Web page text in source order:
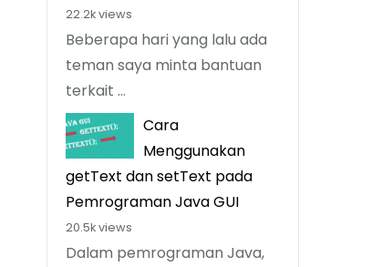
22.2k views
Beberapa hari yang lalu ada
teman saya minta bantuan
terkait ...
Cara
Menggunakan
getText dan setText pada
Pemrograman Java GUI
20.5k views
Dalam pemrograman Java,